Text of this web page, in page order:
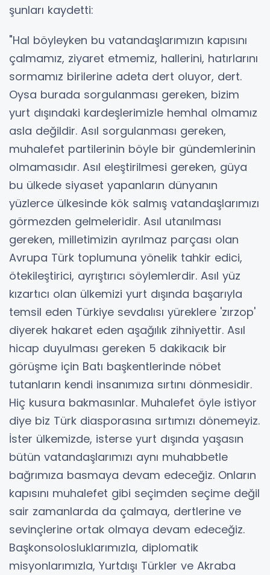
şunları kaydetti:
"Hal böyleyken bu vatandaşlarımızın kapısını
çalmamız, ziyaret etmemiz, hallerini, hatırlarını
sormamız birilerine adeta dert oluyor, dert.
Oysa burada sorgulanması gereken, bizim
yurt dışındaki kardeşlerimizle hemhal olmamız
asla değildir. Asıl sorgulanması gereken,
muhalefet partilerinin böyle bir gündemlerinin
olmamasıdır. Asıl eleştirilmesi gereken, güya
bu ülkede siyaset yapanların dünyanın
yüzlerce ülkesinde kök salmış vatandaşlarımızı
görmezden gelmeleridir. Asıl utanılması
gereken, milletimizin ayrılmaz parçası olan
Avrupa Türk toplumuna yönelik tahkir edici,
ötekileştirici, ayrıştırıcı söylemlerdir. Asıl yüz
kızartıcı olan ülkemizi yurt dışında başarıyla
temsil eden Türkiye sevdalısı yüreklere 'zırzop'
diyerek hakaret eden aşağılık zihniyettir. Asıl
hicap duyulması gereken 5 dakikacık bir
görüşme için Batı başkentlerinde nöbet
tutanların kendi insanımıza sırtını dönmesidir.
Hiç kusura bakmasınlar. Muhalefet öyle istiyor
diye biz Türk diasporasına sırtımızı dönemeyiz.
İster ülkemizde, isterse yurt dışında yaşasın
bütün vatandaşlarımızı aynı muhabbetle
bağrımıza basmaya devam edeceğiz. Onların
kapısını muhalefet gibi seçimden seçime değil
sair zamanlarda da çalmaya, dertlerine ve
sevinçlerine ortak olmaya devam edeceğiz.
Başkonsolosluklarımızla, diplomatik
misyonlarımızla, Yurtdışı Türkler ve Akraba